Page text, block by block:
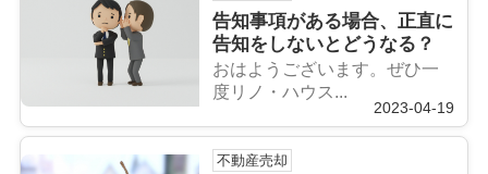
告知事項がある場合、正直に
告知をしないとどうなる？
おはようございます。ぜひ一
度リノ・ハウス...
2023-04-19
不動産売却